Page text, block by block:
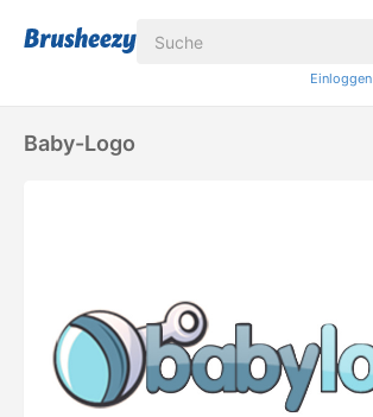
Einloggen
Baby-Logo